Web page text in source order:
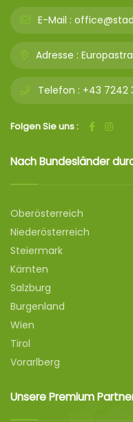
E-Mail :
Adresse :
Telefon : +43 7242
Folgen Sie uns :
Nach Bundesländer
Oberösterreich
Niederösterreich
Steiermark
Kärnten
Salzburg
Burgenland
Wien
Tirol
Vorarlberg
Unsere Premium